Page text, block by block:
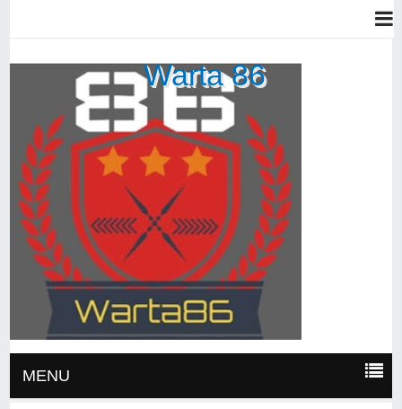
Warta 86
MENU